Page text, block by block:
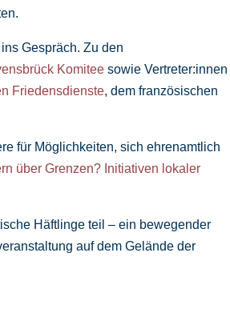
Gespräch. Zu den
Komitee sowie Vertreter:innen
Friedensdienste, dem französischen
für Möglichkeiten, sich ehrenamtlich
über Grenzen? Initiativen lokaler
Häftlinge teil – ein bewegender
auf dem Gelände der